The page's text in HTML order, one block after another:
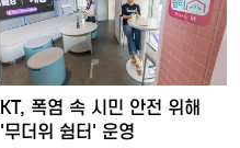
KT, 폭염 속 시민 안전 위해
'무더위 쉼터' 운영